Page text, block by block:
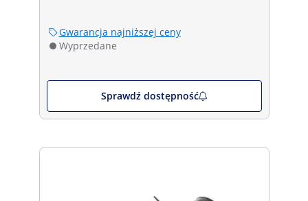
Gwarancja najniższej ceny
Wyprzedane
Sprawdź dostępność